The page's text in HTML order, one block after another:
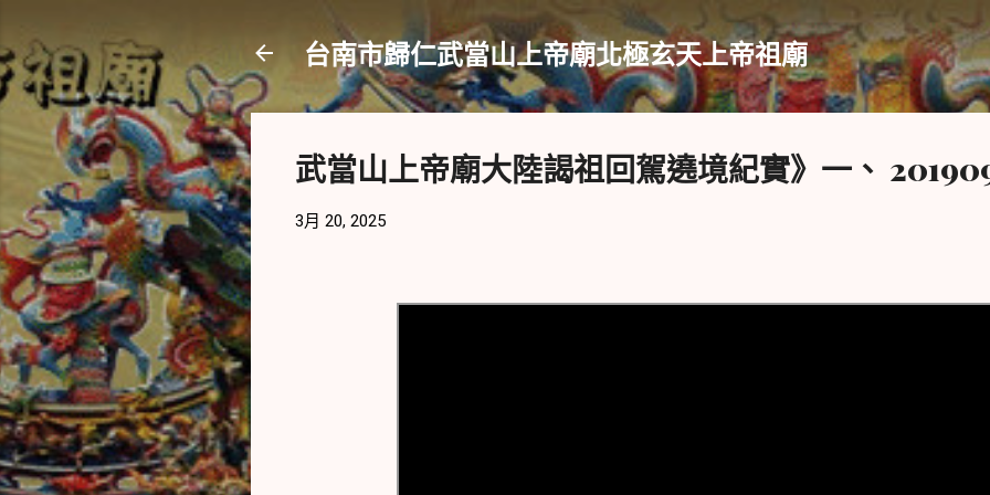
跳到主要內容
台南市歸仁武當山上帝廟北極玄天上帝祖廟
武當山上帝廟大陸謁祖回駕遶境紀實》一、
3月 20, 2025